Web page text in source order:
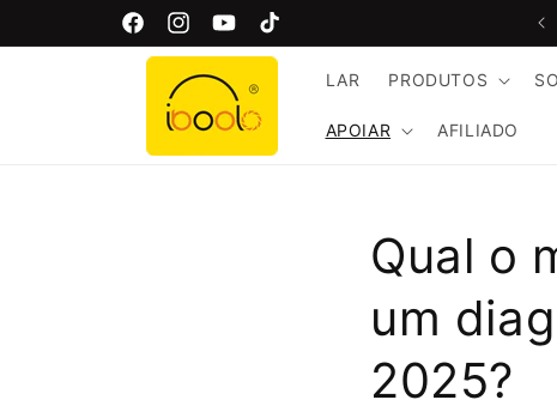
FacebookInstagramYouTubeTikTok
Bem-vindo ao site oficial da Iboolo!
LAR PRODUTOS
APOIAR AFILIADO
Qual o
um
2025?